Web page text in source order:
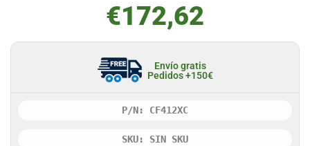
€172,62
Envío gratis
Pedidos +150€
P/N: CF412XC
SKU: SIN SKU